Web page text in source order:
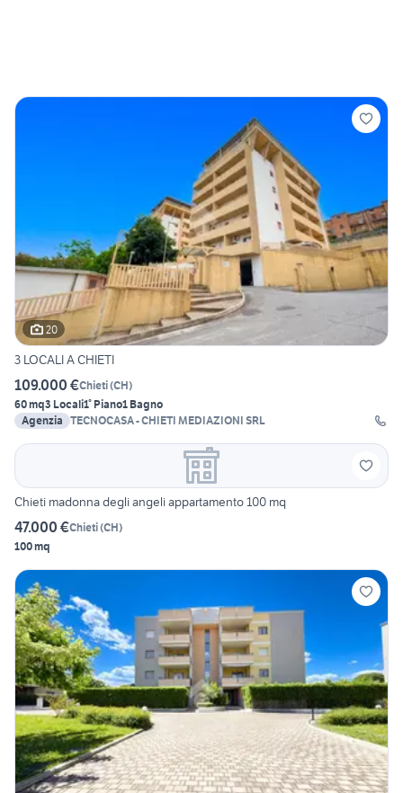
20
3 LOCALI A CHIETI
109.000 €Chieti(CH)
60 mq3 Locali1° Piano1 Bagno
Agenzia TECNOCASA - CHIETI MEDIAZIONI SRL
Chieti madonna degli angeli appartamento 100 mq
47.000 €Chieti(CH)
100 mq